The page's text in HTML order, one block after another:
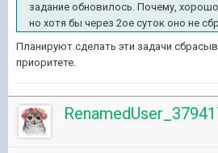
задание обновилось. Почему, хорошо
но хотя бы через 2ое суток оно не
Планируют сделать эти задачи
приоритете.